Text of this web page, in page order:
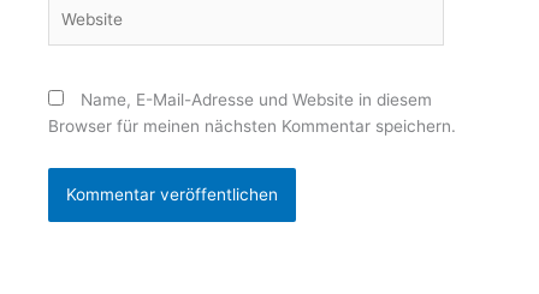
Name, E-Mail-Adresse und Website in diesem
Browser für meinen nächsten Kommentar speichern.